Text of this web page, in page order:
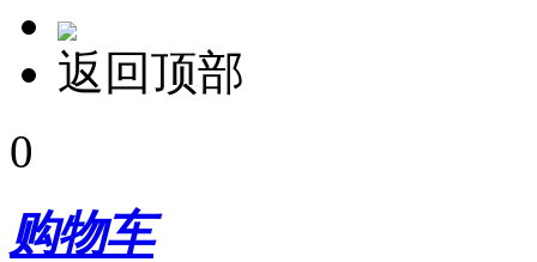
返回顶部
0
购物车